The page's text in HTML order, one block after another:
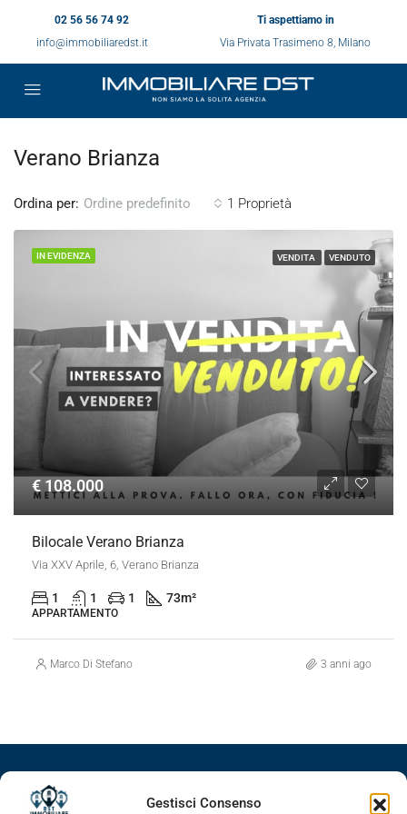
Gestisci Consenso
02 56 56 74 92
info@immobiliaredst.it
Ti aspettiamo in
Via Privata Trasimeno 8, Milano
Verano Brianza
1 Proprietà
Ordina per: Ordine predefinito
IN EVIDENZA VENDITA VENDUTO
€ 108.000
Bilocale Verano Brianza
Via XXV Aprile, 6, Verano Brianza
1 1 1 73m²
APPARTAMENTO
Marco Di Stefano 3 anni ago